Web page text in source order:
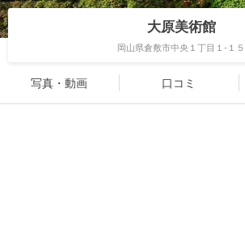
大原美術館
岡山県倉敷市中央１丁目１-１５
写真・動画 口コミ